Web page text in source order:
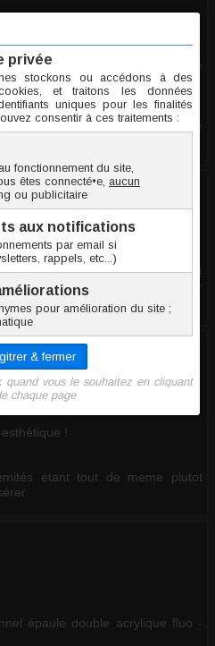
abordable, pour un tunnel de
un, car j'ai perdu le 1er.
beau.
quand on dort. (J'ai du le
mettre. J'ai du m'y reprendre en 4
et très efficace. Pour amateur
!
étant tout de meme plutot
épaule double acrylique fluo -